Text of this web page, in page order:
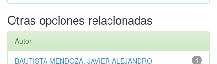
Otras opciones relacionadas
Autor
1
BAUTISTA MENDOZA, JAVIER ALEJANDRO